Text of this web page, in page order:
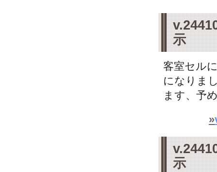
示
客室セル
になりま
ます、予
»
示